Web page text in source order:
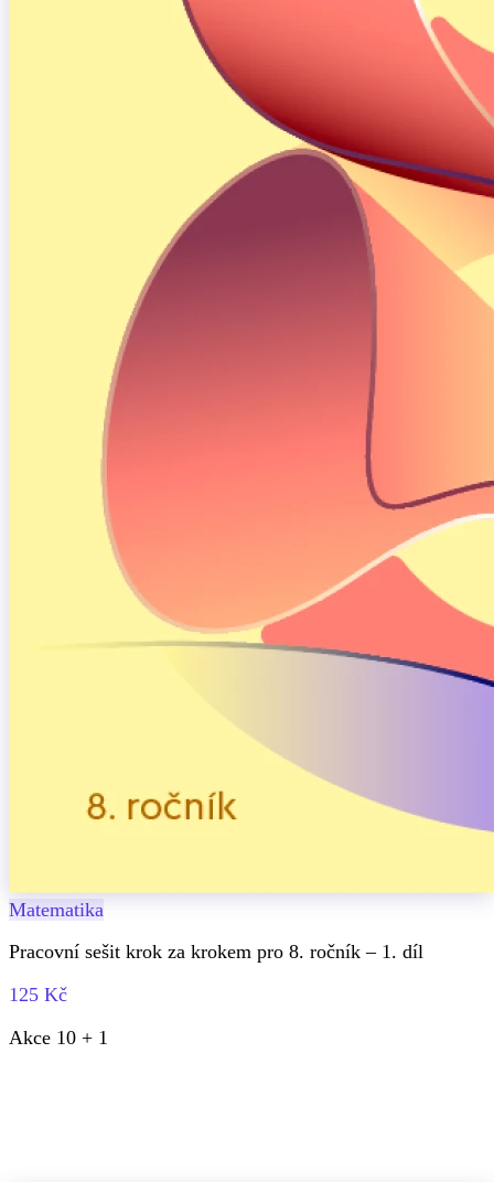
Matematika
Pracovní sešit krok za krokem pro 8. ročník – 1. díl
125 Kč
Akce 10 + 1